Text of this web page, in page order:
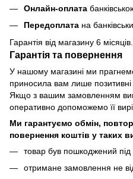
Онлайн-оплата
Передоплата на
Гарантія від магазину 6 місяців.
Гарантія та повернення
У нашому магазині ми
приносила вам лише позитивні
Якщо з вашим замовленням
оперативно допоможемо її
Ми гарантуємо обмін,
повернення коштів у таких
товар був пошкоджений під
отримане замовлення не